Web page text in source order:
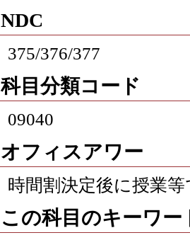
NDC
375/376/377
科目分類コード
09040
オフィスアワー
時間割決定後に授業
この科目のキーワー